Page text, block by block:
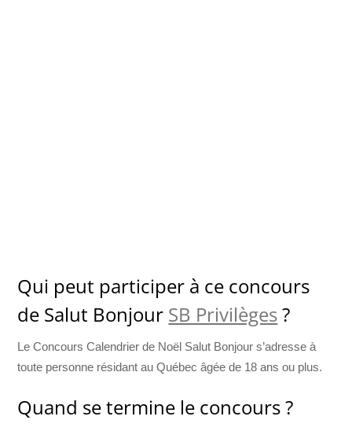
Qui peut participer à ce concours
de Salut Bonjour SB Privilèges?
Le Concours Calendrier de Noël Salut Bonjour s’adresse à
toute personne résidant au Québec âgée de 18 ans ou plus.
Quand se termine le concours ?